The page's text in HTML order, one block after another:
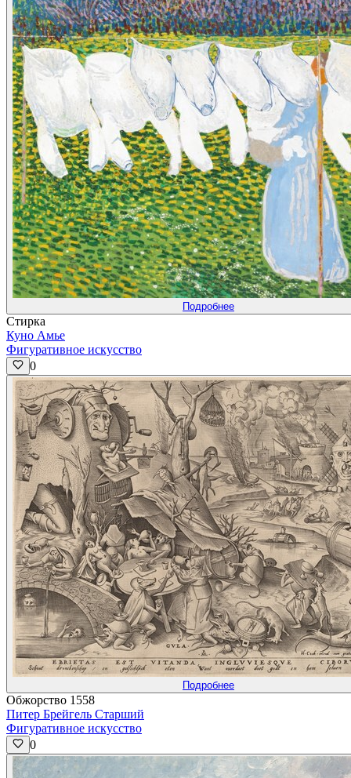
Подробнее
Стирка
Куно Амье
Фигуративное искусство
0
Подробнее
Обжорство 1558
Питер Брейгель Старший
Фигуративное искусство
0